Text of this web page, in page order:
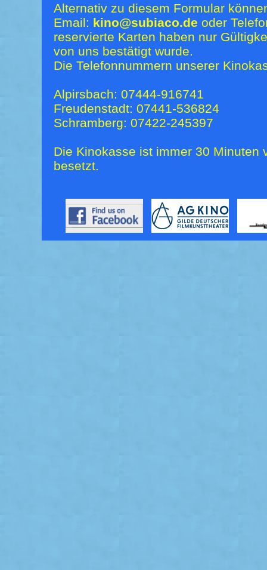
Alternativ zu diesem Formular
Email: kino@subiaco.de oder
reservierte Karten haben nur
von uns bestätigt wurde.
Die Telefonnummern unserer
Alpirsbach: 07444-916741
Freudenstadt: 07441-536824
Schramberg: 07422-245397
Die Kinokasse ist immer 30 Minuten
besetzt.